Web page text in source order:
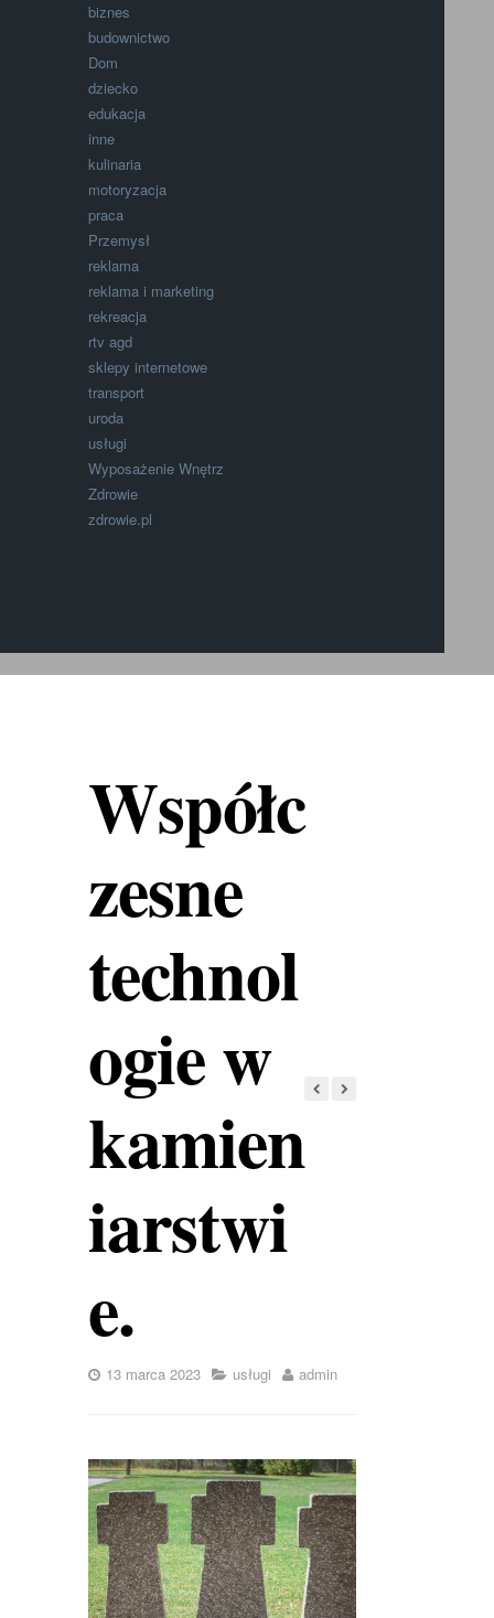
biznes
budownictwo
Dom
dziecko
edukacja
inne
kulinaria
motoryzacja
praca
Przemysł
reklama
reklama i marketing
rekreacja
rtv agd
sklepy internetowe
transport
uroda
usługi
Wyposażenie Wnętrz
Zdrowie
zdrowie.pl
Współc
zesne
technol
ogie w
kamien
iarstwi
e.
13 marca 2023 usługi admin